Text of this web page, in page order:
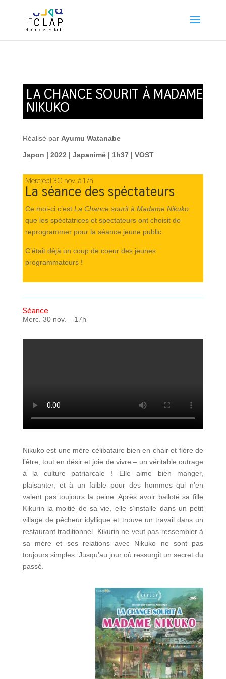
LA CHANCE SOURIT À MADAME
NIKUKO
Réalisé par Ayumu Watanabe
Japon | 2022 | Japanimé | 1h37 | VOST
Mercredi 30 nov. à 17h
La séance des spéctateurs
Ce moi-ci c’est La Chance sourit à Madame Nikuko
que les spéctatrices et spectateurs ont choisit de
reprogrammer pour la séance jeune public.
C’était déjà un coup de coeur des jeunes
programmateurs !
Séance
Merc. 30 nov. – 17h
Nikuko est une mère célibataire bien en chair et fière de
l’être, tout en désir et joie de vivre – un véritable outrage
à la culture patriarcale ! Elle aime bien manger,
plaisanter, et à un faible pour des hommes qui n’en
valent pas toujours la peine. Après avoir balloté sa fille
Kikurin la moitié de sa vie, elle s’installe dans un petit
village de pêcheur idyllique et trouve un travail dans un
restaurant traditionnel. Kikurin ne veut pas ressembler à
sa mère et ses relations avec Nikuko ne sont pas
toujours simples. Jusqu’au jour où ressurgit un secret du
passé.